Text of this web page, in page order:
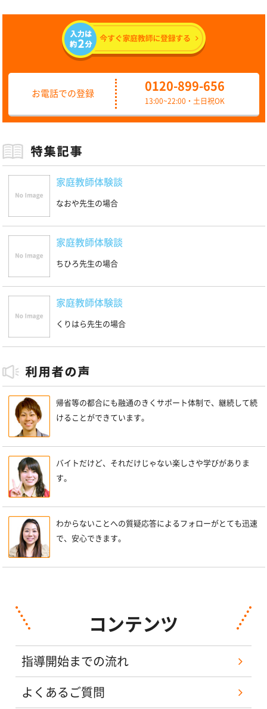
お電話での登録
0120-899-656
13:00~22:00・土日祝OK
家庭教師体験談
なおや先生の場合
家庭教師体験談
ちひろ先生の場合
家庭教師体験談
くりはら先生の場合
帰省等の都合にも融通のきくサポート体制で、継続して続
けることができています。
バイトだけど、それだけじゃない楽しさや学びがありま
す。
わからないことへの質疑応答によるフォローがとても迅速
で、安心できます。
コンテンツ
指導開始までの流れ
よくあるご質問